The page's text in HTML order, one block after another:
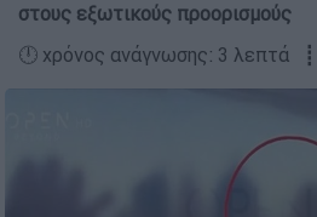
στους εξωτικούς προορισμούς
🕛 χρόνος ανάγνωσης: 3 λεπτά ┋